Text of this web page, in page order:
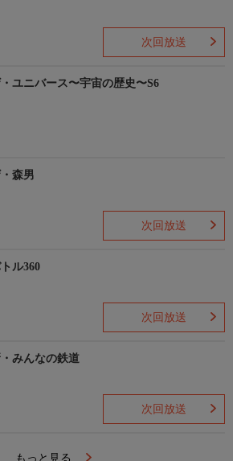
次回放送
ユニバース〜宇宙の歴史〜S6
森男
次回放送
ル360
次回放送
みんなの鉄道
次回放送
もっと見る